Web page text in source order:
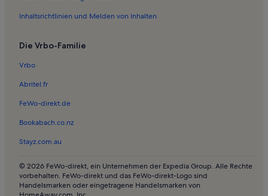
Inhaltsrichtlinien und Melden von Inhalten
Die Vrbo-Familie
Vrbo
Abritel.fr
FeWo-direkt.de
Bookabach.co.nz
Stayz.com.au
© 2026 FeWo-direkt, ein Unternehmen der Expedia Group. Alle Rechte
vorbehalten. FeWo-direkt und das FeWo-direkt-Logo sind
Handelsmarken oder eingetragene Handelsmarken von